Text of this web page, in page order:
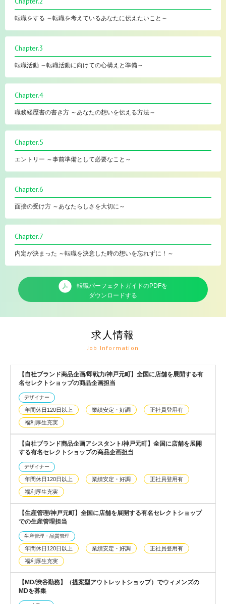
転職をする ～転職を考えているあなたに伝えたいこと～
Chapter.3
転職活動 ～転職活動に向けての心構えと準備～
Chapter.4
職務経歴書の書き方 ～あなたの想いを伝える方法～
Chapter.5
エントリー ～事前準備として必要なこと～
Chapter.6
面接の受け方 ～あなたらしさを大切に～
Chapter.7
内定が決まった ～転職を決意した時の想いを忘れずに！～
転職パーフェクトガイドのPDFを
ダウンロードする
求人情報
Job Information
【自社ブランド商品企画/即戦力/神戸元町】全国に店舗を展開する有
名セレクトショップの商品企画担当
デザイナー
年間休日120日以上 業績安定・好調 正社員登用有
福利厚生充実
【自社ブランド商品企画アシスタント/神戸元町】全国に店舗を展開
する有名セレクトショップの商品企画担当
デザイナー
年間休日120日以上 業績安定・好調 正社員登用有
福利厚生充実
【生産管理/神戸元町】全国に店舗を展開する有名セレクトショップ
での生産管理担当
生産管理・品質管理
年間休日120日以上 業績安定・好調 正社員登用有
福利厚生充実
【MD/渋谷勤務】（提案型アウトレットショップ）でウィメンズの
MDを募集